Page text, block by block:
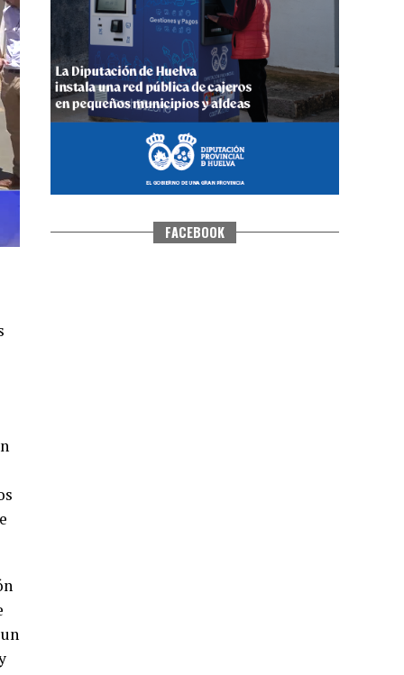
CUARTA CORRIDA DE LAS FIESTAS
COLOMBINAS 2026
hace 6 días· Huelvatv
FACEBOOK